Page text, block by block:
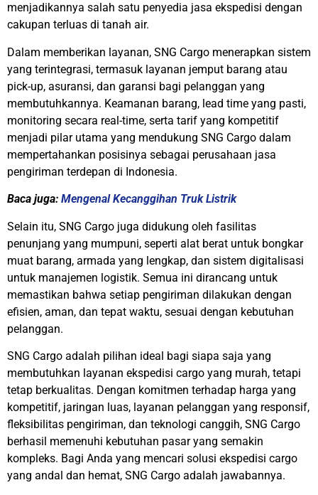
menjadikannya salah satu penyedia jasa ekspedisi dengan
cakupan terluas di tanah air.
Dalam memberikan layanan, SNG Cargo menerapkan sistem
yang terintegrasi, termasuk layanan jemput barang atau
pick-up, asuransi, dan garansi bagi pelanggan yang
membutuhkannya. Keamanan barang, lead time yang pasti,
monitoring secara real-time, serta tarif yang kompetitif
menjadi pilar utama yang mendukung SNG Cargo dalam
mempertahankan posisinya sebagai perusahaan jasa
pengiriman terdepan di Indonesia.
Baca juga: Mengenal Kecanggihan Truk Listrik
Selain itu, SNG Cargo juga didukung oleh fasilitas
penunjang yang mumpuni, seperti alat berat untuk bongkar
muat barang, armada yang lengkap, dan sistem digitalisasi
untuk manajemen logistik. Semua ini dirancang untuk
memastikan bahwa setiap pengiriman dilakukan dengan
efisien, aman, dan tepat waktu, sesuai dengan kebutuhan
pelanggan.
SNG Cargo adalah pilihan ideal bagi siapa saja yang
membutuhkan layanan ekspedisi cargo yang murah, tetapi
tetap berkualitas. Dengan komitmen terhadap harga yang
kompetitif, jaringan luas, layanan pelanggan yang responsif,
fleksibilitas pengiriman, dan teknologi canggih, SNG Cargo
berhasil memenuhi kebutuhan pasar yang semakin
kompleks. Bagi Anda yang mencari solusi ekspedisi cargo
yang andal dan hemat, SNG Cargo adalah jawabannya.